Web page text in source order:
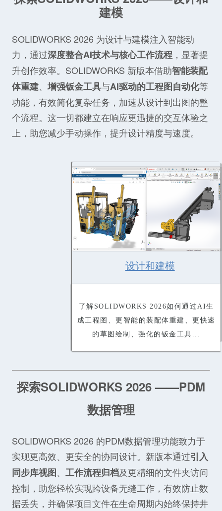
建模
SOLIDWORKS 2026 为设计与建模注入智能动
力，通过深度整合AI技术与核心工作流程，显著提
升创作效率。 SOLIDWORKS 新版本借助智能装配
体重建、 增强钣金工具与AI驱动的工程图自动化等
功能，有效简化复杂任务，加速从设计到出图的整
个流程。这一切都建立在响应更迅捷的交互体验之
上，助您减少手动操作，提升设计精度与速度。
设计和建模
了解SOLIDWORKS 2026如何通过AI生
成工程图、更智能的装配体重建、更快速
的草图绘制、强化的钣金工具...
探索SOLIDWORKS 2026 ——PDM
数据管理
SOLIDWORKS 2026 的PDM数据管理功能致力于
实现更高效、更安全的协同设计。新版本通过引入
同步库视图、 工作流程归档及更精细的文件夹访问
控制，助您轻松实现跨设备无缝工作，有效防止数
据丢失，并确保项目文件在生命周期内始终保持井